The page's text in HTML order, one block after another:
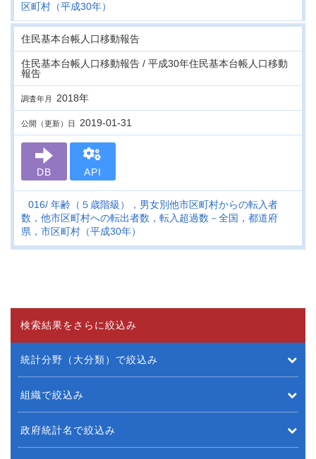
区町村（平成30年）
住民基本台帳人口移動報告
住民基本台帳人口移動報告 / 平成30年住民基本台帳人口移動
報告
調査年月 2018年
公開（更新）日 2019-01-31
DB API
016 年齢（５歳階級），男女別他市区町村からの転入者
数，他市区町村への転出者数，転入超過数－全国，都道府
県，市区町村（平成30年）
検索結果をさらに絞込み
統計分野（大分類）で絞込み
組織で絞込み
政府統計名で絞込み